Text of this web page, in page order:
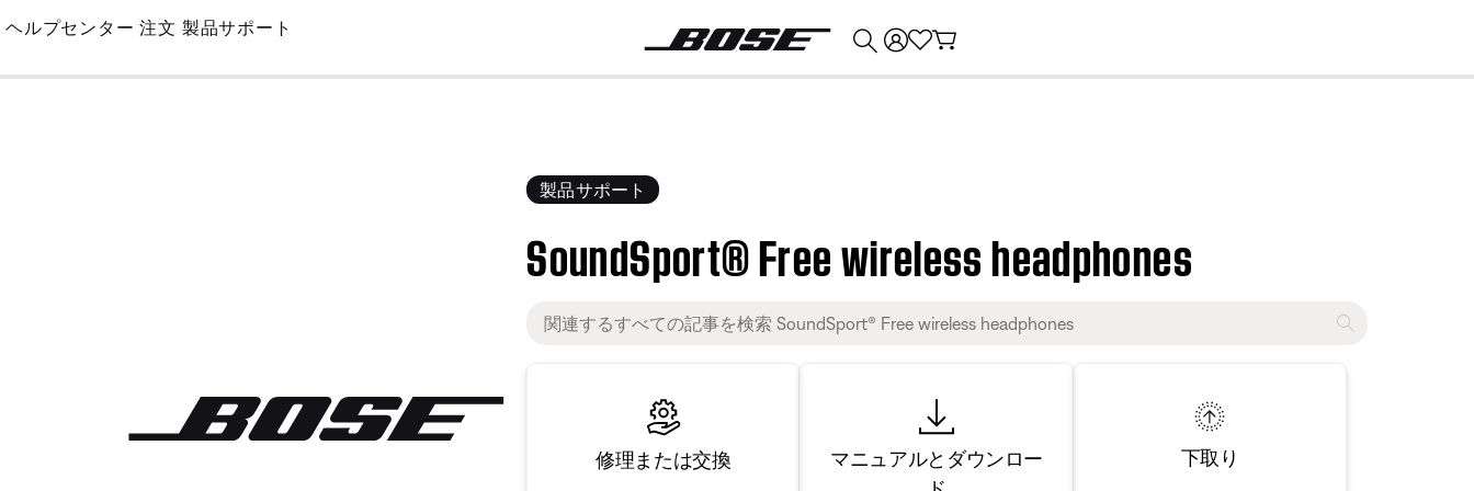
Skip
Main
ヘルプセンター 注文 製品サポート
製品サポート
SoundSport® Free wireless headphones
修理または交換
マニュアルとダウンロー
下取り